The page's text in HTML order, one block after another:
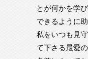
とが何かを学
できるように
私をいつも見
て下さる最愛